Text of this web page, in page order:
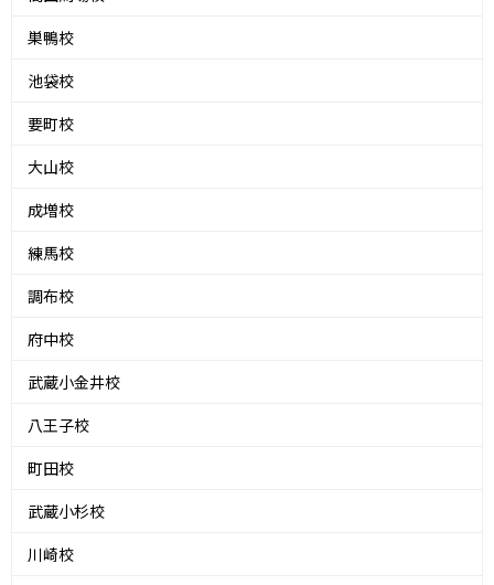
巣鴨校
池袋校
要町校
大山校
成増校
練馬校
調布校
府中校
武蔵小金井校
八王子校
町田校
武蔵小杉校
川崎校